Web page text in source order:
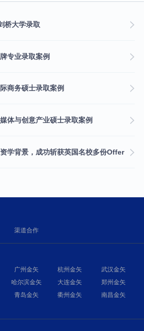
桥大学录取
专业录取案例
商务硕士录取案例
体与创意产业硕士录取案例
学背景，成功斩获英国名校多份Offer
渠道合作
广州金矢 杭州金矢
武汉金矢
哈尔滨金矢 大连金矢
郑州金矢
青岛金矢 衢州金矢
南昌金矢